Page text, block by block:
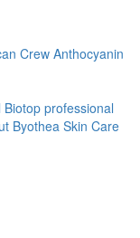
CrewAnthocyanin
Biotop professional
Byothea Skin Care